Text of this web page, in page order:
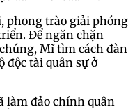
phong trào giải phóng
Để ngăn chặn
Mĩ tìm cách đàn
độc tài quân sự ở
làm đảo chính quân